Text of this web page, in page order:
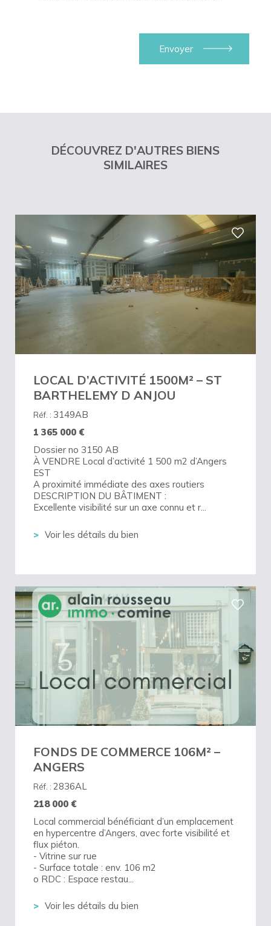
DÉCOUVREZ D'AUTRES BIENS
SIMILAIRES
LOCAL D’ACTIVITÉ 1500M² – ST
BARTHELEMY D ANJOU
Réf. : 3149AB
1 365 000 €
Dossier no 3150 AB
À VENDRE Local d’activité 1 500 m2 d’Angers
EST
A proximité immédiate des axes routiers
DESCRIPTION DU BÂTIMENT :
Excellente visibilité sur un axe connu et r...
Voir les détails du bien
FONDS DE COMMERCE 106M² –
ANGERS
Réf. : 2836AL
218 000 €
Local commercial bénéficiant d’un emplacement
en hypercentre d’Angers, avec forte visibilité et
flux piéton.
- Vitrine sur rue
- Surface totale : env. 106 m2
o RDC : Espace restau...
Voir les détails du bien